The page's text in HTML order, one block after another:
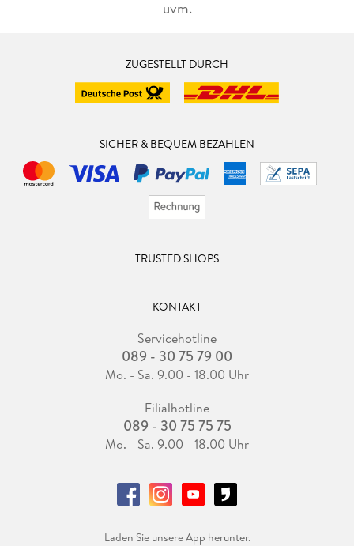
uvm.
ZUGESTELLT DURCH
SICHER & BEQUEM BEZAHLEN
TRUSTED SHOPS
KONTAKT
Servicehotline
089 - 30 75 79 00
Mo. - Sa. 9.00 - 18.00 Uhr
Filialhotline
089 - 30 75 75 75
Mo. - Sa. 9.00 - 18.00 Uhr
Laden Sie unsere App herunter.